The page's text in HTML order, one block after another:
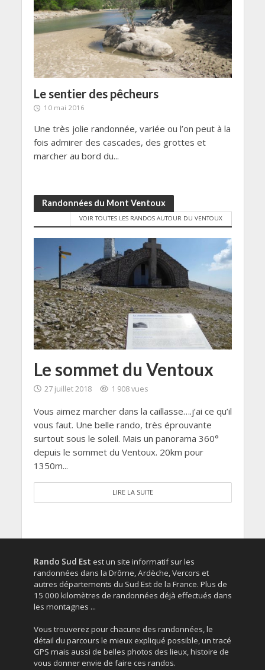
Le sentier des pêcheurs
10 mai 2016
Une très jolie randonnée, variée ou l’on peut à la
fois admirer des cascades, des grottes et
marcher au bord du...
Randonnées du Mont Ventoux
VOIR TOUTES LES RANDOS AUTOUR DU VENTOUX
Le sommet du Ventoux
27 juillet 2018 1 908 vues
Vous aimez marcher dans la caillasse….j’ai ce qu’il
vous faut. Une belle rando, très éprouvante
surtout sous le soleil. Mais un panorama 360°
depuis le sommet du Ventoux. 20km pour
1350m...
LIRE LA SUITE
Rando Sud Est est un site informatif sur les
randonnées dans la Drôme, Ardèche, Vercors et
autres départements du Sud Est de la France. Plus de
15 000 kilomètres de randonnées déjà effectués dans
les montagnes ...
Vous trouverez pour chacune des randonnées, le
détail du parcours le mieux expliqué possible, un tracé
GPS mais aussi de belles photos des lieux, histoire de
vous donner envie de faire ces randos.